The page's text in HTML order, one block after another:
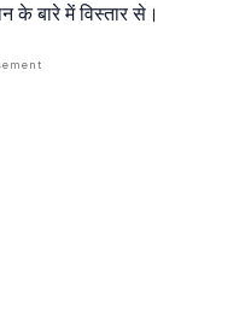
के बारे में विस्तार से।